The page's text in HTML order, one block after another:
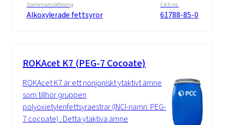
Sammansättning
Alkoxylerade fettsyror
CAS-nr.
61788-85-0
ROKAcet K7 (PEG-7 Cocoate)
ROKAcet K7 är ett nonjoniskt ytaktivt ämne
som tillhör gruppen
polyoxietylenfettsyraestrar (INCI-namn: PEG-
7 cocoate) . Detta ytaktiva ämne